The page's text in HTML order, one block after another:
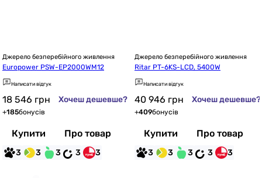
Джерело безперебійного живлення
Europower PSW-EP2000WM12
Написати відгук
18 546 грн Хочеш дешевше?
+185бонусів
Купити Про товар
3 3 3 3 3
Джерело безперебійного живлення
Ritar PT-6KS-LCD, 5400W
Написати відгук
40 946 грн Хочеш дешевше?
+409бонусів
Купити Про товар
3 3 3 3 3